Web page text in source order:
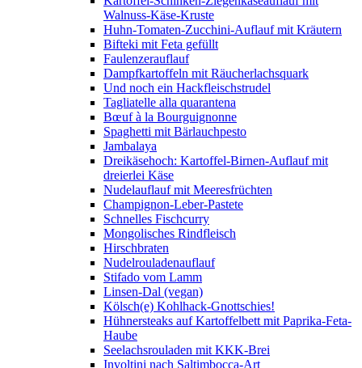
Walnuss-Käse-Kruste
Huhn-Tomaten-Zucchini-Auflauf mit Kräutern
Bifteki mit Feta gefüllt
Faulenzerauflauf
Dampfkartoffeln mit Räucherlachsquark
Und noch ein Hackfleischstrudel
Tagliatelle alla quarantena
Bœuf à la Bourguignonne
Spaghetti mit Bärlauchpesto
Jambalaya
Dreikäsehoch: Kartoffel-Birnen-Auflauf mit
dreierlei Käse
Nudelauflauf mit Meeresfrüchten
Champignon-Leber-Pastete
Schnelles Fischcurry
Mongolisches Rindfleisch
Hirschbraten
Nudelrouladenauflauf
Stifado vom Lamm
Linsen-Dal (vegan)
Kölsch(e) Kohlhack-Gnottschies!
Hühnersteaks auf Kartoffelbett mit Paprika-Feta-
Haube
Seelachsrouladen mit KKK-Brei
Involtini nach Saltimbocca-Art